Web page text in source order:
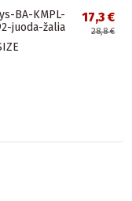
BA-KMPL-
juoda-žalia
17,3 €
28,8 €